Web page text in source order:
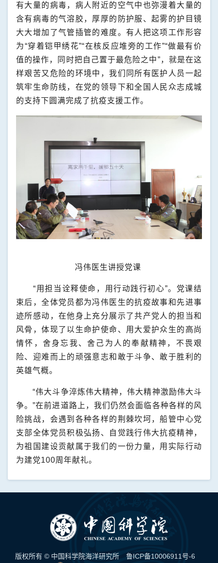
有大量的病毒，病人附近的空气中也弥漫着大量的
含有病毒的气溶胶，厚厚的防护服、起雾的护目镜
大大增加了气管插管的难度。有人把这项工作形容
为“穿着铠甲绣花”“在核反应堆旁的工作”“做最有价
值的操作，同时把自己置于最危险之中”，就是在这
样艰苦又危险的环境中，我们同所有医护人员一起
筑牢生命防线，在党的领导下和全国人民众志成城
的支持下圆满完成了抗疫支援工作。
冯伟医生讲授党课
“用担当诠释使命，用行动践行初心”。党课结
束后，全体党员都为冯伟医生的抗疫故事和先进事
迹所感动，在他身上充分展示了共产党人的担当和
风骨，体现了以生命护使命、用大爱护众生的高尚
情怀，舍身忘我、舍己为人的奉献精神，不畏艰
险、迎难而上的顽强意志和敢于斗争、敢于胜利的
英雄气概。
“伟大斗争淬炼伟大精神，伟大精神激励伟大斗
争。”在前进道路上，我们仍然会面临各种各样的风
险挑战，会遇到各种各样的荆棘坎坷，船管中心党
支部全体党员积极弘扬、自觉践行伟大抗疫精神，
为祖国建设贡献属于我们的一份力量，用实际行动
为建党100周年献礼。
版权所有 © 中国科学院海洋研究所 鲁ICP备10006911号-6